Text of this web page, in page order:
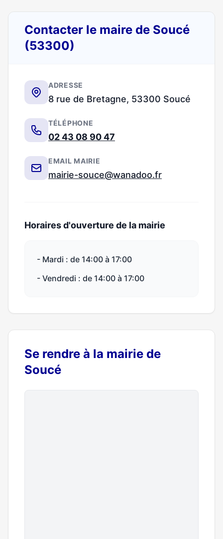
Contacter le maire de Soucé
(53300)
ADRESSE
8 rue de Bretagne, 53300 Soucé
TÉLÉPHONE
02 43 08 90 47
EMAIL MAIRIE
mairie-souce@wanadoo.fr
Horaires d'ouverture de la mairie
- Mardi : de 14:00 à 17:00
- Vendredi : de 14:00 à 17:00
Se rendre à la mairie de
Soucé